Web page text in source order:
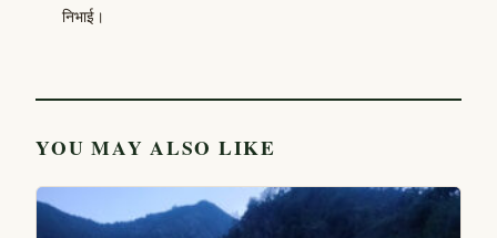
निभाई।
YOU MAY ALSO LIKE